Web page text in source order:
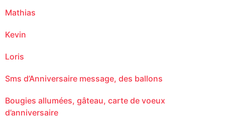
o
:
Mathias
Kevin
Loris
Sms d’Anniversaire message, des ballons
Bougies allumées, gâteau, carte de voeux
d’anniversaire